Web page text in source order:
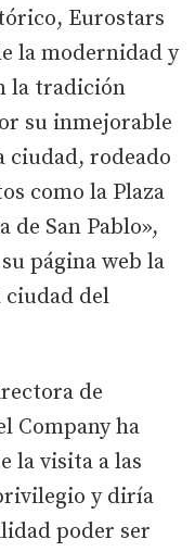
Eurostars
la modernidad y
la tradición
su inmejorable
ciudad, rodeado
como la Plaza
de San Pablo»,
página web la
ciudad del
de
Company ha
la visita a las
y diría
poder ser